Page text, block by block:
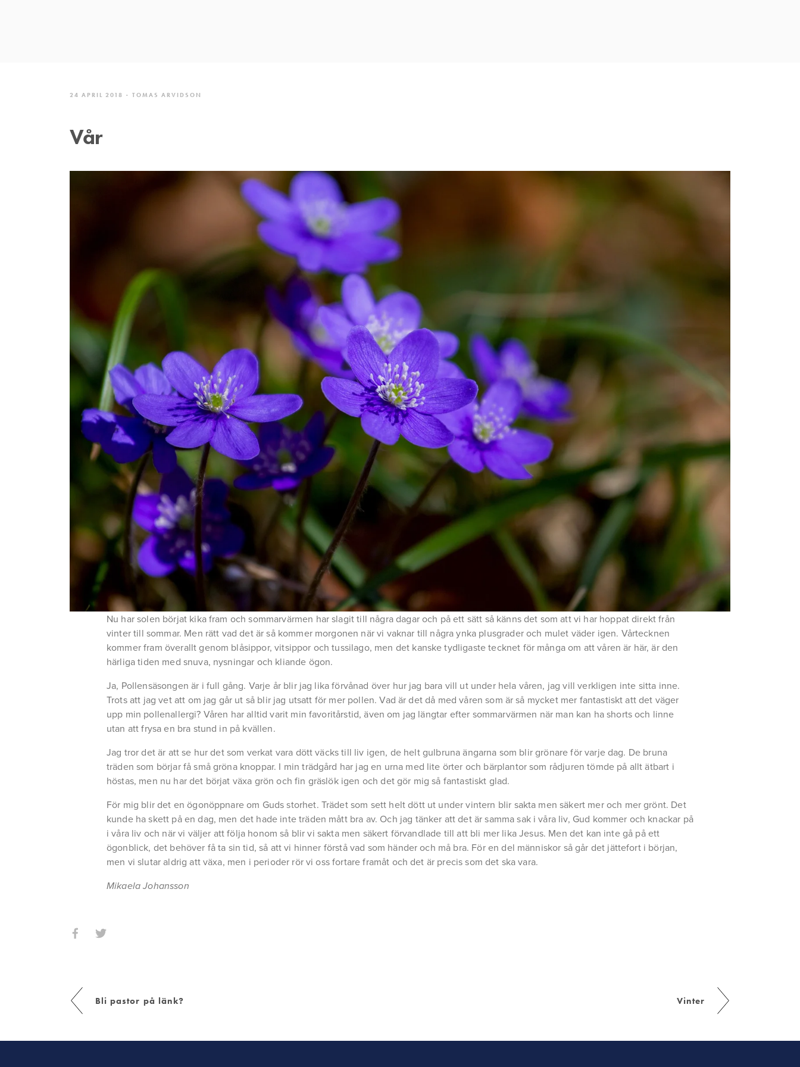
Vår
Nu har solen börjat kika fram och sommarvärmen har slagit till några dagar och på ett sätt så känns det som att vi har hoppat direkt från
vinter till sommar. Men rätt vad det är så kommer morgonen när vi vaknar till några ynka plusgrader och mulet väder igen. Vårtecknen
kommer fram överallt genom blåsippor, vitsippor och tussilago, men det kanske tydligaste tecknet för många om att våren är här, är den
härliga tiden med snuva, nysningar och kliande ögon.
Ja, Pollensäsongen är i full gång. Varje år blir jag lika förvånad över hur jag bara vill ut under hela våren, jag vill verkligen inte sitta inne.
Trots att jag vet att om jag går ut så blir jag utsatt för mer pollen. Vad är det då med våren som är så mycket mer fantastiskt att det väger
upp min pollenallergi? Våren har alltid varit min favoritårstid, även om jag längtar efter sommarvärmen när man kan ha shorts och linne
utan att frysa en bra stund in på kvällen.
Jag tror det är att se hur det som verkat vara dött väcks till liv igen, de helt gulbruna ängarna som blir grönare för varje dag. De bruna
träden som börjar få små gröna knoppar. I min trädgård har jag en urna med lite örter och bärplantor som rådjuren tömde på allt ätbart i
höstas, men nu har det börjat växa grön och fin gräslök igen och det gör mig så fantastiskt glad.
För mig blir det en ögonöppnare om Guds storhet. Trädet som sett helt dött ut under vintern blir sakta men säkert mer och mer grönt. Det
kunde ha skett på en dag, men det hade inte träden mått bra av. Och jag tänker att det är samma sak i våra liv, Gud kommer och knackar på
i våra liv och när vi väljer att följa honom så blir vi sakta men säkert förvandlade till att bli mer lika Jesus. Men det kan inte gå på ett
ögonblick, det behöver få ta sin tid, så att vi hinner förstå vad som händer och må bra. För en del människor så går det jättefort i början,
men vi slutar aldrig att växa, men i perioder rör vi oss fortare framåt och det är precis som det ska vara.
Mikaela Johansson
TOMAS ARVIDSON
24 APRIL 2018
Bli pastor på länk? Vinter